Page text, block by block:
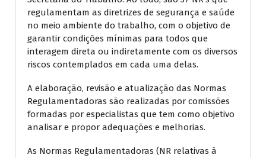
regulamentam as diretrizes de segurança e saúde
no meio ambiente do trabalho, com o objetivo de
garantir condições mínimas para todos que
interagem direta ou indiretamente com os diversos
riscos contemplados em cada uma delas.
A elaboração, revisão e atualização das Normas
Regulamentadoras são realizadas por comissões
formadas por especialistas que tem como objetivo
analisar e propor adequações e melhorias.
As Normas Regulamentadoras (NR relativas à